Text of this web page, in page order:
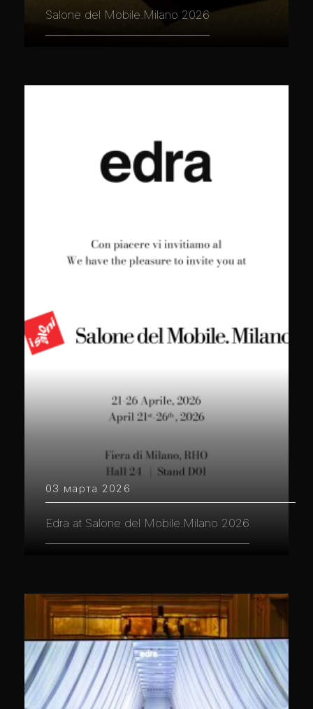
Salone del Mobile.Milano 2026
03 марта 2026
Edra at Salone del Mobile.Milano 2026